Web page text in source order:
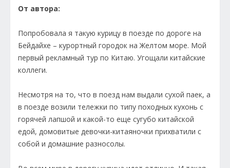
От автора:
Попробовала я такую курицу в поезде по дороге на
Бейдайхе – курортный городок на Желтом море. Мой
первый рекламный тур по Китаю. Угощали китайские
коллеги.
Несмотря на то, что в поезд нам выдали сухой паек, а
в поезде возили тележки по типу походных кухонь с
горячей лапшой и какой-то еще сугубо китайской
едой, домовитые девочки-китаяночки прихватили с
собой и домашние разносолы.